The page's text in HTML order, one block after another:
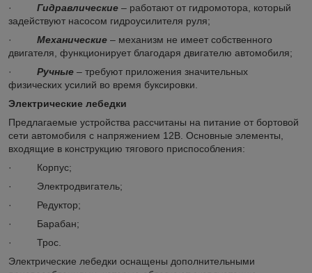
· Гидравлические – работают от гидромотора, который
задействуют насосом гидроусилителя руля;
· Механические – механизм не имеет собственного
двигателя, функционирует благодаря двигателю автомобиля;
· Ручные – требуют приложения значительных
физических усилий во время буксировки.
Электрические лебедки
Предлагаемые устройства рассчитаны на питание от бортовой
сети автомобиля c напряжением 12В. Основные элементы,
входящие в конструкцию тягового приспособления:
· Корпус;
· Электродвигатель;
· Редуктор;
· Барабан;
· Трос.
Электрические лебедки оснащены дополнительными